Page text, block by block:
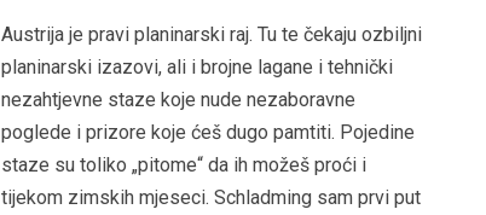
Austrija je pravi planinarski raj. Tu te čekaju ozbiljni
planinarski izazovi, ali i brojne lagane i tehnički
nezahtjevne staze koje nude nezaboravne
poglede i prizore koje ćeš dugo pamtiti. Pojedine
staze su toliko „pitome“ da ih možeš proći i
tijekom zimskih mjeseci. Schladming sam prvi put